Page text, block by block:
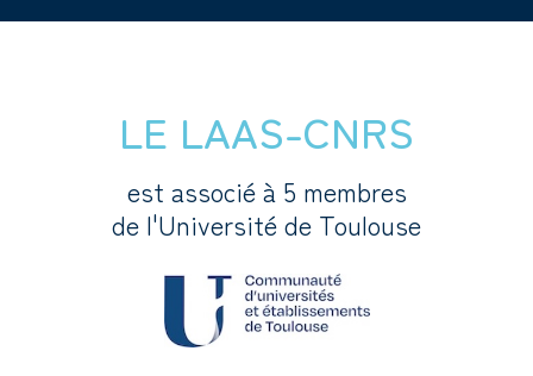
LE LAAS-CNRS
est associé à 5 membres
de l'Université de Toulouse